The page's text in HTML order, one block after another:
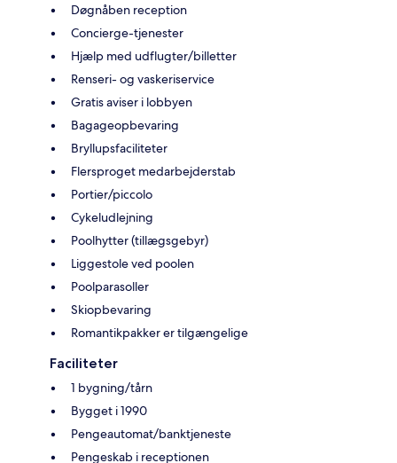
Døgnåben reception
Concierge-tjenester
Hjælp med udflugter/billetter
Renseri- og vaskeriservice
Gratis aviser i lobbyen
Bagageopbevaring
Bryllupsfaciliteter
Flersproget medarbejderstab
Portier/piccolo
Cykeludlejning
Poolhytter (tillægsgebyr)
Liggestole ved poolen
Poolparasoller
Skiopbevaring
Romantikpakker er tilgængelige
Faciliteter
1 bygning/tårn
Bygget i 1990
Pengeautomat/banktjeneste
Pengeskab i receptionen